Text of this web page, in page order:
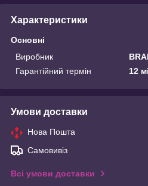
Характеристики
Основні
Виробник
Гарантійний термін
12
Умови доставки
Нова Пошта
Самовивіз
Всі умови доставки